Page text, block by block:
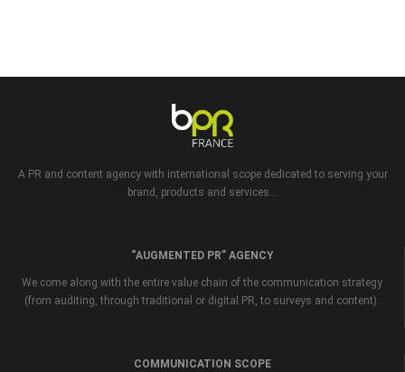
A PR and content agency with international scope dedicated to serving your
brand, products and services...
“AUGMENTED PR” AGENCY
We come along with the entire value chain of the communication strategy
(from auditing, through traditional or digital PR, to surveys and content).
COMMUNICATION SCOPE